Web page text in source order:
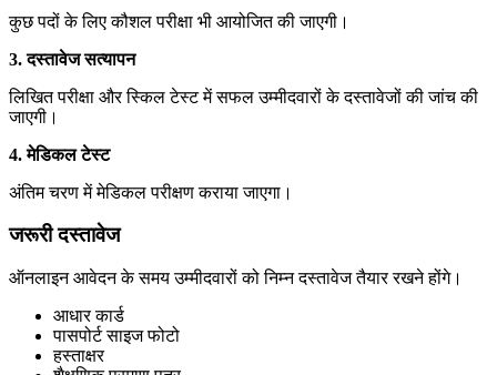
कुछ पदों के लिए कौशल परीक्षा भी आयोजित की जाएगी।
3. दस्तावेज सत्यापन
लिखित परीक्षा और स्किल टेस्ट में सफल उम्मीदवारों के दस्तावेजों की जांच की
जाएगी।
4. मेडिकल टेस्ट
अंतिम चरण में मेडिकल परीक्षण कराया जाएगा।
जरूरी दस्तावेज
ऑनलाइन आवेदन के समय उम्मीदवारों को निम्न दस्तावेज तैयार रखने होंगे।
आधार कार्ड
पासपोर्ट साइज फोटो
हस्ताक्षर